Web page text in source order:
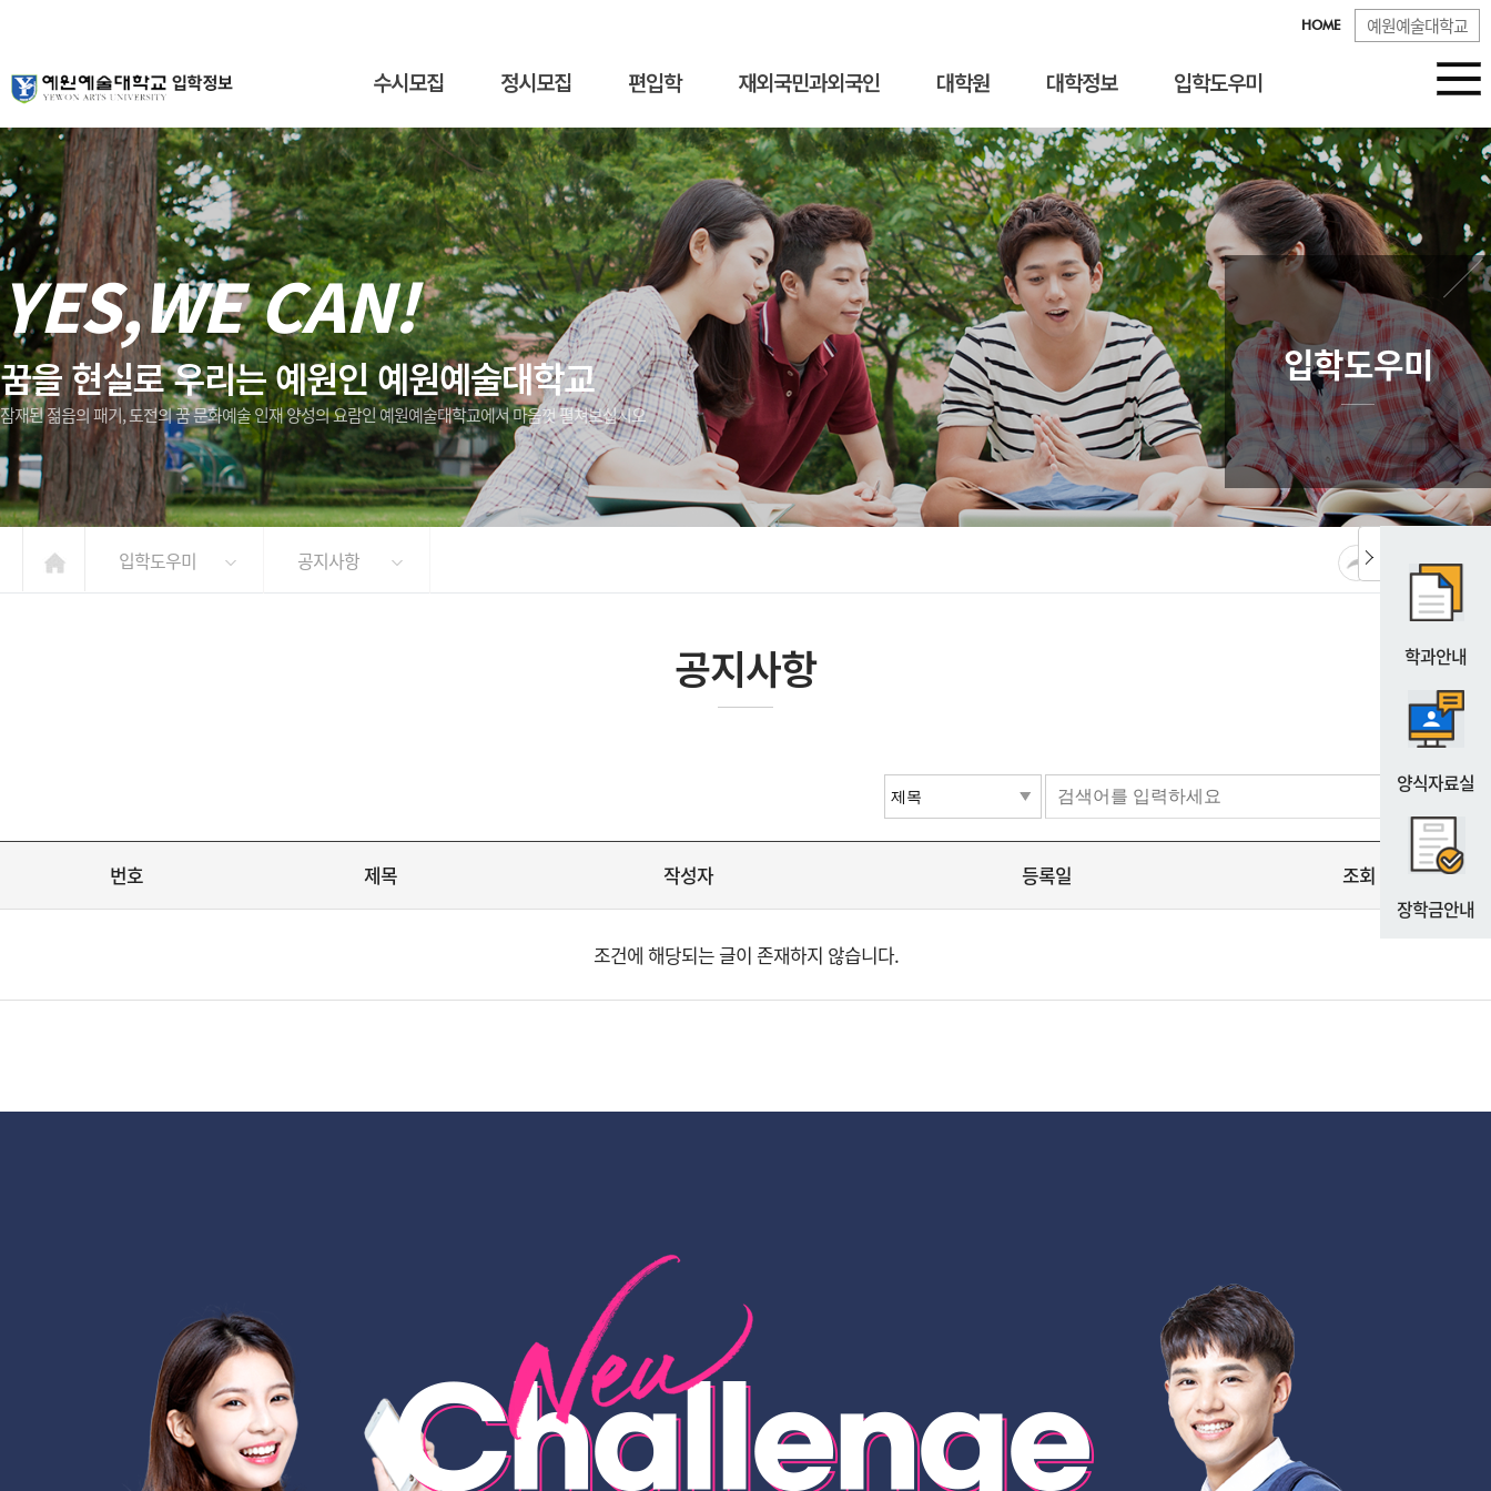
HOME 예원예술대학교
수시모집 정시모집 편입학 재외국민과외국인 대학원 대학정보 입학도우미
학과안내
양식자료실
장학금안내
YES,WE CAN!
꿈을 현실로 우리는 예원인 예원예술대학교
잠재된 젊음의 패기, 도전의 꿈 문화예술 인재 양성의 요람인 예원예술대학교에서 마음껏 펼쳐보십시오
입학도우미
입학도우미 공지사항
공지사항
번호 제목 작성자 등록일 조회
조건에 해당되는 글이 존재하지 않습니다.